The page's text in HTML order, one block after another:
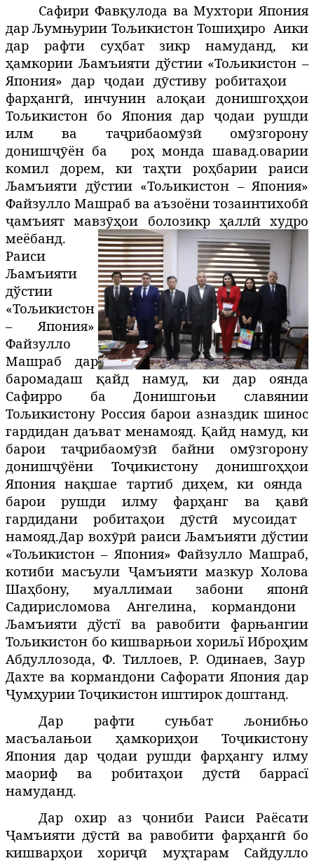
Сафири Фавқулода ва Мухтори Япония
дар Љумњурии ТољикистонТошиҳиро Аики
дар рафти суҳбатзикр намуданд, ки
ҳамкории Љамъияти дўстии «Тољикистон –
Япония» дар ҷодаидӯстивуробитаҳои
фарҳангӣ, инчунин алоқаи донишгоҳҳои
Тољикистон бо Япония дар ҷодаи рушди
илм ва таҷрибаомӯзӣ омӯзгорону
донишҷӯён ба роҳ монда шавад.оварии
комил дорем, ки таҳти роҳбарии раиси
Љамъияти дўстии «Тољикистон – Япония»
Файзулло Машраб ва аъзоёни тозаинтихобӣ
ҷамъият мавзӯҳои болозикр ҳаллӣ худро
меёбанд.
Раиси
Љамъияти
дўстии
«Тољикистон
– Япония»
Файзулло
Машраб дар
баромадашқайд намуд, ки дар оянда
Сафирро ба Донишгоњи славянии
Тољикистону Россия барои азназдик шинос
гардидан даъват менамояд. Қайд намуд, ки
барои таҷрибаомӯзӣ байни омӯзгорону
донишҷӯёни Тоҷикистонудонишгоҳҳои
Япония нақшае тартиб диҳем,ки оянда
барои
рушди илму фарҳанг ва қавӣ
гардидани робитаҳои дӯстӣ
мусоидат
намояд.Дар вохӯрӣ раисиЉамъияти дўстии
«Тољикистон – Япония» Файзулло Машраб,
котиби масъули Ҷамъиятимазкур Холова
Шаҳбону, муаллимаи забони японӣ
Садирисломова Ангелина, кормандони
Љамъияти дўстї ва равобити фарњангии
Тољикистон бо кишварњои хориљї Иброҳим
Абдуллозода, Ф. Тиллоев, Р. Одинаев, Заур
Дахте ва кормандони Сафорати Япония дар
Ҷумҳурии Тоҷикистон иштирок доштанд.
Дар рафти суњбат љонибњо
масъалањои ҳамкориҳои Тоҷикистону
Япония дар ҷодаи рушди фарҳангу илму
маориф ва робитаҳои дӯстӣ баррасї
намуданд.
Дар охир азҷонибиРаиси Раёсати
Ҷамъияти дӯстӣ ва равобити фарҳангӣ бо
кишварҳои хориҷӣ муҳтарам
Сайдулло